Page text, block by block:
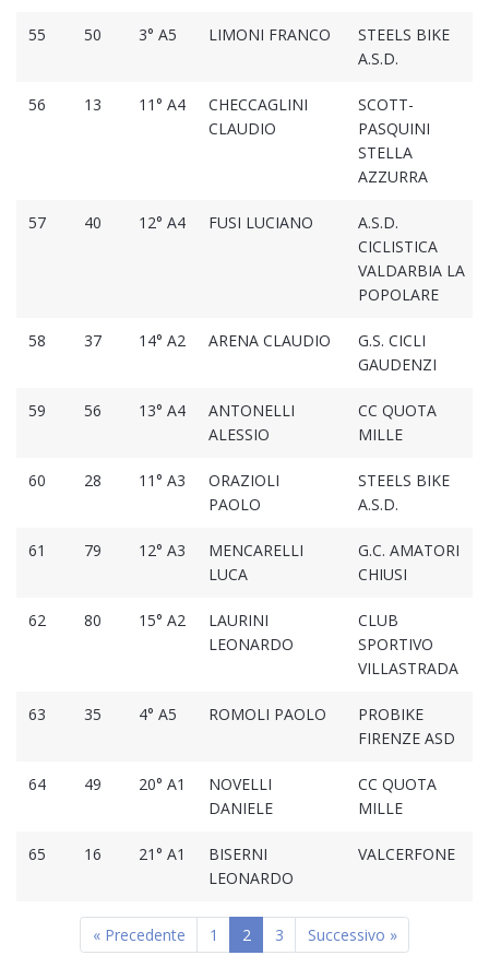
55 50 3° A5 LIMONI FRANCO
STEELS BIKE
A.S.D.
56 13 11° A4
CHECCAGLINI
CLAUDIO
SCOTT-
PASQUINI
STELLA
AZZURRA
57 40 12° A4 FUSI LUCIANO
A.S.D.
CICLISTICA
VALDARBIA LA
POPOLARE
58 37 14° A2 ARENA CLAUDIO
G.S. CICLI
GAUDENZI
59 56 13° A4
ANTONELLI
ALESSIO
CC QUOTA
MILLE
60 28 11° A3
ORAZIOLI
PAOLO
STEELS BIKE
A.S.D.
61 79 12° A3
MENCARELLI
LUCA
G.C. AMATORI
CHIUSI
62 80 15° A2
LAURINI
LEONARDO
CLUB
SPORTIVO
VILLASTRADA
63 35 4° A5 ROMOLI PAOLO
PROBIKE
FIRENZE ASD
64 49 20° A1
NOVELLI
DANIELE
CC QUOTA
MILLE
65 16 21° A1
BISERNI
LEONARDO
VALCERFONE
« Precedente 1 2 3 Successivo »